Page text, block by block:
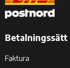
Betalningssätt
Faktura